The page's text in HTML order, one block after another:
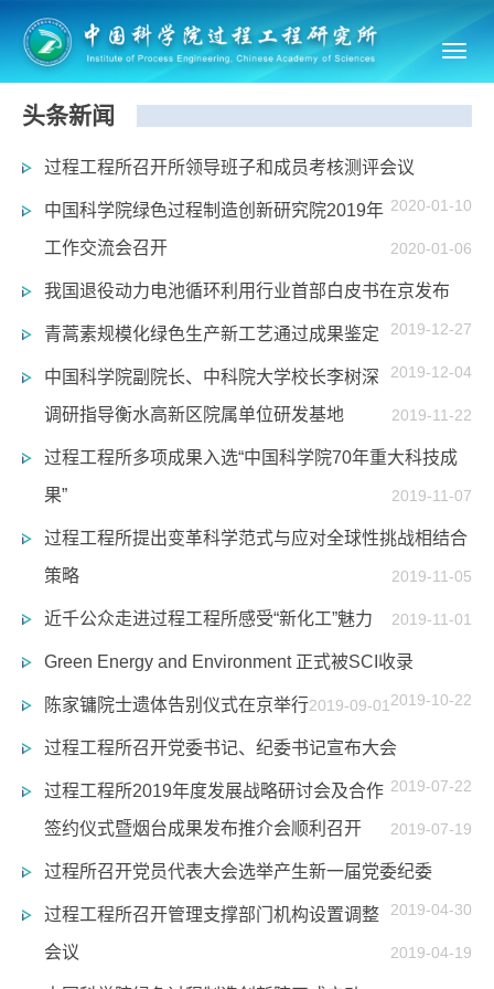
头条新闻
过程工程所召开所领导班子和成员考核测评会议
2020-01-10
中国科学院绿色过程制造创新研究院2019年
工作交流会召开
2020-01-06
我国退役动力电池循环利用行业首部白皮书在京发布
2019-12-27
青蒿素规模化绿色生产新工艺通过成果鉴定
2019-12-04
中国科学院副院长、中科院大学校长李树深
调研指导衡水高新区院属单位研发基地
2019-11-22
过程工程所多项成果入选“中国科学院70年重大科技成
果”
2019-11-07
过程工程所提出变革科学范式与应对全球性挑战相结合
策略
2019-11-05
近千公众走进过程工程所感受“新化工”魅力 2019-11-01
Green Energy and Environment 正式被SCI收录
2019-10-22
陈家镛院士遗体告别仪式在京举行2019-09-01
过程工程所召开党委书记、纪委书记宣布大会
2019-07-22
过程工程所2019年度发展战略研讨会及合作
签约仪式暨烟台成果发布推介会顺利召开
2019-07-19
过程所召开党员代表大会选举产生新一届党委纪委
2019-04-30
过程工程所召开管理支撑部门机构设置调整
会议
2019-04-19